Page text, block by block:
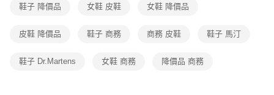
【注意事項】
１．透過由恩沛科技股份有限公司提供之「AFTEE先享後付」服務完成之交
權轉讓予恩沛科技股份有限公司。
https://aftee.tw/terms/#terms3
３．未成年的使用者請事先徵得法定代理人或監護人之同意方可使用
鞋子 降價品 女鞋 皮鞋 女鞋 降價品
皮鞋 降價品 鞋子 商務 商務 皮鞋 鞋子 馬汀
鞋子 Dr.Martens 女鞋 商務 降價品 商務